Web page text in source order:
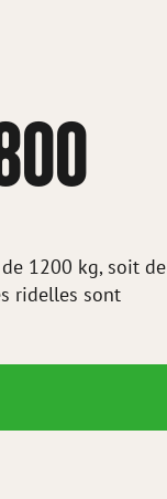
1200 kg, soit de
ridelles sont